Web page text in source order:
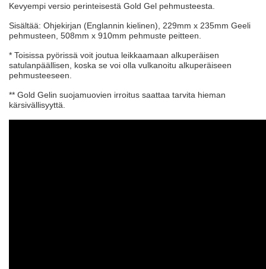
Kevyempi versio perinteisestä Gold Gel pehmusteesta.
Sisältää: Ohjekirjan (Englannin kielinen), 229mm x 235mm Geeli
pehmusteen, 508mm x 910mm pehmuste peitteen.
* Toisissa pyörissä voit joutua leikkaamaan alkuperäisen
satulanpäällisen, koska se voi olla vulkanoitu alkuperäiseen
pehmusteeseen.
** Gold Gelin suojamuovien irroitus saattaa tarvita hieman
kärsivällisyyttä.